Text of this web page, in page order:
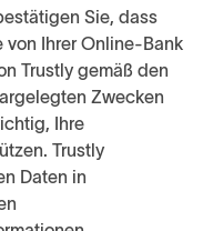
Sie, dass
von Ihrer Online-Bank
Trustly gemäß den
Zwecken
Ihre
Trustly
Daten in